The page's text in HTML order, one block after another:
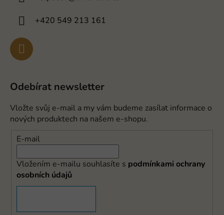
+420 549 213 161
Odebírat newsletter
Vložte svůj e-mail a my vám budeme zasílat informace o
nových produktech na našem e-shopu.
E-mail
Vložením e-mailu souhlasíte s podmínkami ochrany
osobních údajů